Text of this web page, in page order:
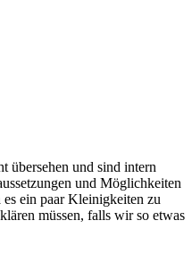
übersehen und sind intern
und Möglichkeiten
ein paar Kleinigkeiten zu
müssen, falls wir so etwas